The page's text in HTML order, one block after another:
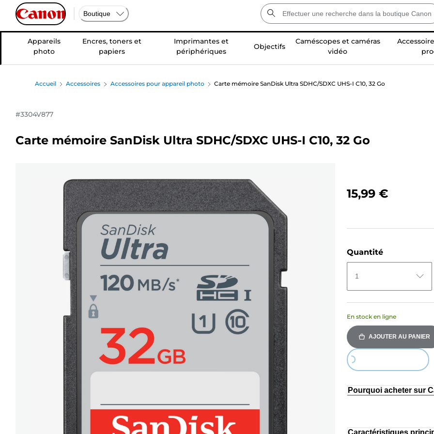
Boutique
Appareils
photo
Encres, toners et
papiers
Imprimantes et
périphériques
Objectifs
Caméscopes et caméras
vidéo
Accueil Accessoires Accessoires pour appareil photo Carte mémoire SanDisk Ultra SDHC/SDXC UHS-I C10, 32 Go
#3304V877
Carte mémoire SanDisk Ultra SDHC/SDXC UHS-I C10, 32 Go
15,99 €
Quantité
1
En stock en ligne
AJOUTER AU PANIER
Loading...
Pourquoi acheter sur